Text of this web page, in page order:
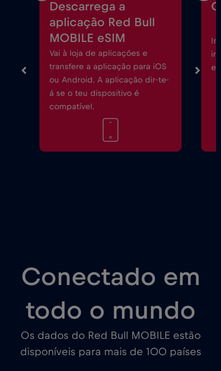
Descarrega a
aplicação Red Bull
MOBILE eSIM
Vai à loja de aplicações e
transfere a aplicação para iOS
ou Android. A aplicação dir-te-
á se o teu dispositivo é
compatível.
Conectado em
todo o mundo
Os dados do Red Bull MOBILE estão
disponíveis para mais de 100 países